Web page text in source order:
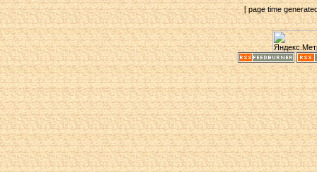
[ page time